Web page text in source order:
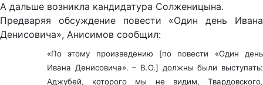
А дальше возникла кандидатура Солженицына.
Предваряя обсуждение повести «Один день Ивана
Денисовича», Анисимов сообщил:
«По этому произведению [по повести «Один день
Ивана Денисовича». – В.О.] должны были выступать:
Аджубей, которого мы не видим, Твардовского,